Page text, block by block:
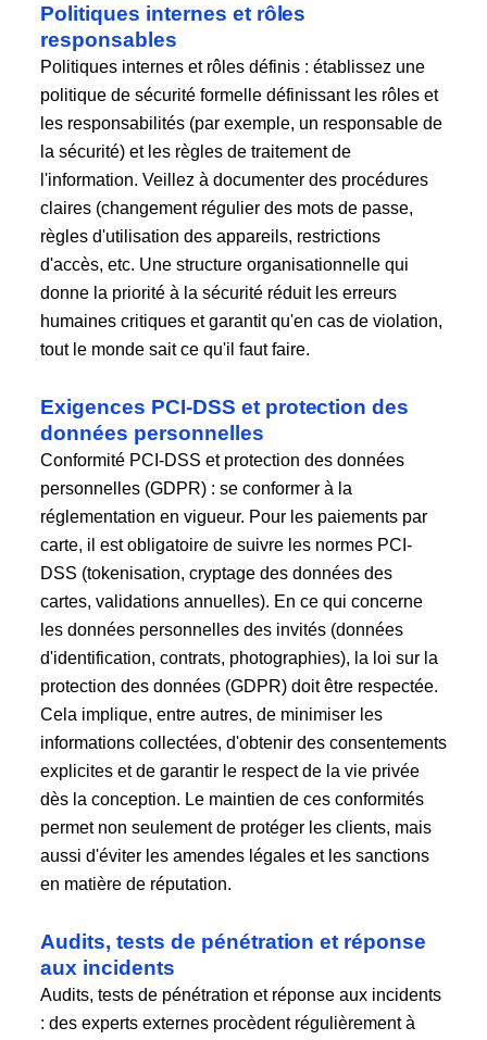
Politiques internes et rôles
responsables
Politiques internes et rôles définis : établissez une
politique de sécurité formelle définissant les rôles et
les responsabilités (par exemple, un responsable de
la sécurité) et les règles de traitement de
l'information. Veillez à documenter des procédures
claires (changement régulier des mots de passe,
règles d'utilisation des appareils, restrictions
d'accès, etc. Une structure organisationnelle qui
donne la priorité à la sécurité réduit les erreurs
humaines critiques et garantit qu'en cas de violation,
tout le monde sait ce qu'il faut faire.
Exigences PCI-DSS et protection des
données personnelles
Conformité PCI-DSS et protection des données
personnelles (GDPR) : se conformer à la
réglementation en vigueur. Pour les paiements par
carte, il est obligatoire de suivre les normes PCI-
DSS (tokenisation, cryptage des données des
cartes, validations annuelles). En ce qui concerne
les données personnelles des invités (données
d'identification, contrats, photographies), la loi sur la
protection des données (GDPR) doit être respectée.
Cela implique, entre autres, de minimiser les
informations collectées, d'obtenir des consentements
explicites et de garantir le respect de la vie privée
dès la conception. Le maintien de ces conformités
permet non seulement de protéger les clients, mais
aussi d'éviter les amendes légales et les sanctions
en matière de réputation.
Audits, tests de pénétration et réponse
aux incidents
Audits, tests de pénétration et réponse aux incidents
: des experts externes procèdent régulièrement à